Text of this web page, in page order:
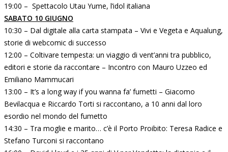
19:00 – Spettacolo Utau Yume, l’idol italiana
SABATO 10 GIUGNO
10:30 – Dal digitale alla carta stampata – Vivi e Vegeta e Aqualung,
storie di webcomic di successo
12:00 – Coltivare tempesta: un viaggio di vent’anni tra pubblico,
editori e storie da raccontare – Incontro con Mauro Uzzeo ed
Emiliano Mammucari
13:00 – It’s a long way if you wanna fa’ fumetti – Giacomo
Bevilacqua e Riccardo Torti si raccontano, a 10 anni dal loro
esordio nel mondo del fumetto
14:30 – Tra moglie e marito… c’è il Porto Proibito: Teresa Radice e
Stefano Turconi si raccontano